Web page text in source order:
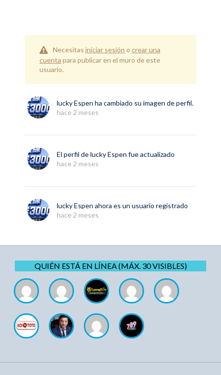
Necesitas iniciar sesión o crear una
cuenta para publicar en el muro de este
usuario.
lucky Espen ha cambiado su imagen de perfil.
hace 2 meses
El perfil delucky Espen fue actualizado
hace 2 meses
lucky Espen ahora es un usuario registrado
hace 2 meses
QUIÉN ESTÁ EN LÍNEA (MÁX. 30 VISIBLES)